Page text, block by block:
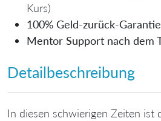
Kurs)
100% Geld-zurück-Garantie
Mentor Support nach dem
Detailbeschreibung
In diesen schwierigen Zeiten ist